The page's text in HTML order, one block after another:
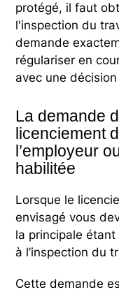
protégé, il faut
l'inspection du
demande
régulariser en
avec une
La demande
licenciement
l’employeur
habilitée
Lorsque le
envisagé vous
la principale
à l’inspection du
Cette demande